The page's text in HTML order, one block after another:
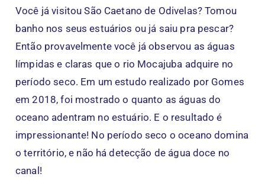
Você já visitou São Caetano de Odivelas? Tomou
banho nos seus estuários ou já saiu pra pescar?
Então provavelmente você já observou as águas
límpidas e claras que o rio Mocajuba adquire no
período seco. Em um estudo realizado por Gomes
em 2018, foi mostrado o quanto as águas do
oceano adentram no estuário. E o resultado é
impressionante! No período seco o oceano domina
o território, e não há detecção de água doce no
canal!